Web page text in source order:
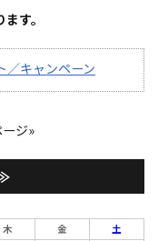
す。
／キャンペーン
ジ»
木 金 土